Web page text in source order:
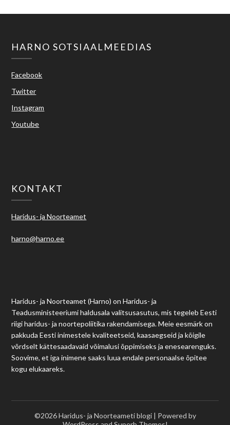
HARNO SOTSIAALMEEDIAS
Facebook
Twitter
Instagram
Youtube
KONTAKT
Haridus- ja Noorteamet
harno@harno.ee
Haridus- ja Noorteamet (Harno) on Haridus- ja
Teadusministeeriumi haldusala valitsusasutus, mis tegeleb Eesti
riigi haridus- ja noortepoliitika rakendamisega. Meie eesmärk on
pakkuda Eesti inimestele kvaliteetseid, kaasaegseid ja kõigile
võrdselt kättesaadavaid võimalusi õppimiseks ja enesearenguks.
Soovime, et iga inimene saaks luua endale personaalse õpitee
kogu elukaareks.
©2026 Haridus- ja Noorteameti blogi | Powered by